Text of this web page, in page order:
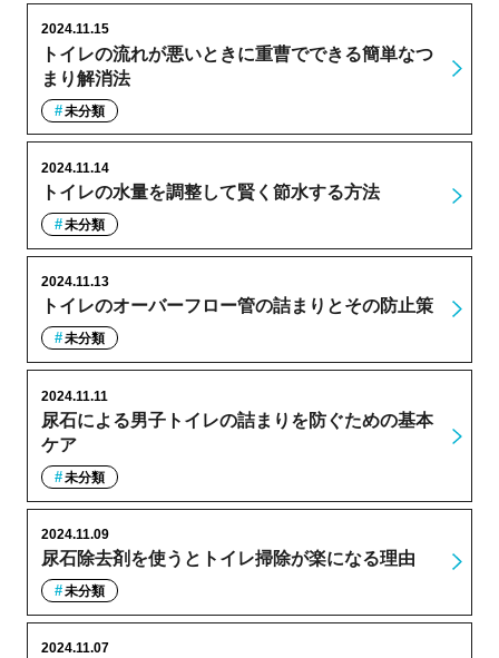
トイレの流れが悪いときに重曹でできる簡単なつ
まり解消法
2024.11.15
未分類
トイレの水量を調整して賢く節水する方法
2024.11.14
未分類
トイレのオーバーフロー管の詰まりとその防止策
2024.11.13
未分類
尿石による男子トイレの詰まりを防ぐための基本
ケア
2024.11.11
未分類
尿石除去剤を使うとトイレ掃除が楽になる理由
2024.11.09
未分類
2024.11.07